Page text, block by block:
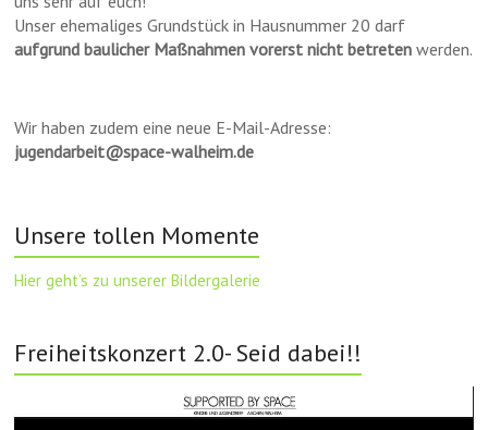
Unser ehemaliges Grundstück in Hausnummer 20 darf
aufgrund baulicher Maßnahmen vorerst nicht betreten werden.
Wir haben zudem eine neue E-Mail-Adresse:
jugendarbeit@space-walheim.de
Unsere tollen Momente
Hier geht’s zu unserer Bildergalerie
Freiheitskonzert 2.0- Seid dabei!!
Player